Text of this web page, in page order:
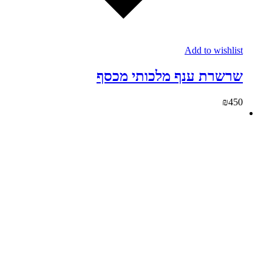
Add to wishlist
שרשרת ענף מלכותי מכסף
₪450